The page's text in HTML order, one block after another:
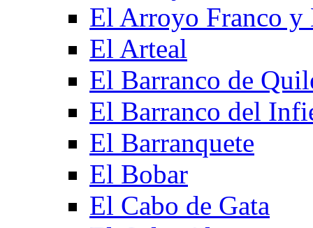
El Arroyo Franco y
El Arteal
El Barranco de
El Barranco del
El Barranquete
El Bobar
El Cabo de Gata